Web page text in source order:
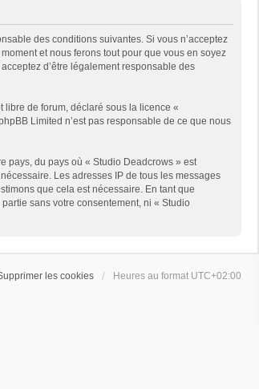
des conditions suivantes. Si vous n’acceptez
et nous ferons tout pour que vous en soyez
d’être légalement responsable des
libre de forum, déclaré sous la licence «
Limited n’est pas responsable de ce que nous
pays, du pays où « Studio Deadcrows » est
Les adresses IP de tous les messages
que cela est nécessaire. En tant que
sans votre consentement, ni « Studio
les cookies Heures au format UTC+02:00